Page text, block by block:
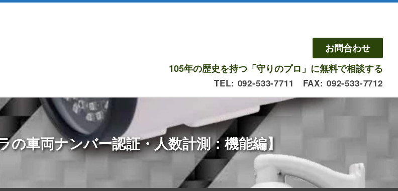
お問合わせ
105年の歴史を持つ「守りのプロ」に無料で相談する
TEL: 092-533-7711 FAX: 092-533-7712
の車両ナンバー認証・人数計測：機能編】